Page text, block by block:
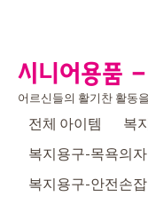
시니어용품
어르신들의 활기찬 활동
전체 아이템 복
복지용구-목욕의자
복지용구-안전손잡